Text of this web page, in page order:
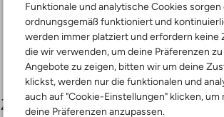
Funktionale und analytische Cookies sorgen
ordnungsgemäß funktioniert und
werden immer platziert und erfordern keine
die wir verwenden, um deine Präferenzen
Angebote zu zeigen, bitten wir um deine
klickst, werden nur die funktionalen und
auch auf "Cookie-Einstellungen" klicken,
deine Präferenzen anzupassen.
Lieferung &
Zusammensetzung &